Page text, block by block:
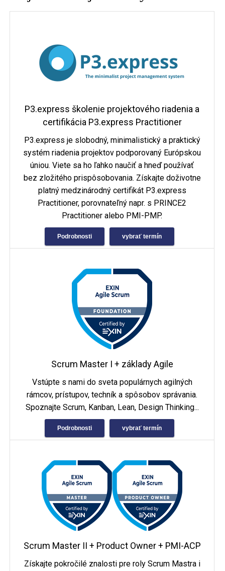
P3.express školenie projektového riadenia a
certifikácia P3.express Practitioner
P3.express je slobodný, minimalistický a praktický
systém riadenia projektov podporovaný Európskou
úniou. Viete sa ho ľahko naučiť a hneď používať
bez zložitého prispôsobovania. Získajte doživotne
platný medzinárodný certifikát P3.express
Practitioner, porovnateľný napr. s PRINCE2
Practitioner alebo PMI-PMP.
Podrobnosti vybrať termín
Scrum Master I + základy Agile
Vstúpte s nami do sveta populárnych agilných
rámcov, prístupov, techník a spôsobov správania.
Spoznajte Scrum, Kanban, Lean, Design Thinking...
Podrobnosti vybrať termín
Scrum Master II + Product Owner + PMI-ACP
Získajte pokročilé znalosti pre roly Scrum Mastra i